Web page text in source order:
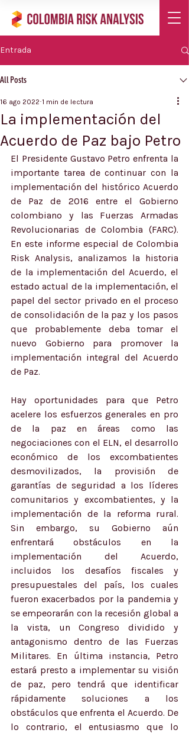
Entrada
All Posts
La implementación del
Acuerdo de Paz bajo Petro
16 ago 2022 1 min de lectura
El Presidente Gustavo Petro enfrenta la
importante tarea de continuar con la
implementación del histórico Acuerdo
de Paz de 2016 entre el Gobierno
colombiano y las Fuerzas Armadas
Revolucionarias de Colombia (FARC).
En este informe especial de Colombia
Risk Analysis, analizamos la historia
de la implementación del Acuerdo, el
estado actual de la implementación, el
papel del sector privado en el proceso
de consolidación de la paz y los pasos
que probablemente deba tomar el
nuevo Gobierno para promover la
implementación integral del Acuerdo
de Paz.
Hay oportunidades para que Petro
acelere los esfuerzos generales en pro
de la paz en áreas como las
negociaciones con el ELN, el desarrollo
económico de los excombatientes
desmovilizados, la provisión de
garantías de seguridad a los líderes
comunitarios y excombatientes, y la
implementación de la reforma rural.
Sin embargo, su Gobierno aún
enfrentará obstáculos en la
implementación del Acuerdo,
incluidos los desafíos fiscales y
presupuestales del país, los cuales
fueron exacerbados por la pandemia y
se empeorarán con la recesión global a
la vista, un Congreso dividido y
antagonismo dentro de las Fuerzas
Militares. En última instancia, Petro
estará presto a implementar su visión
de paz, pero tendrá que identificar
rápidamente soluciones a los
obstáculos que enfrenta el Acuerdo. De
lo contrario, el entusiasmo que lo